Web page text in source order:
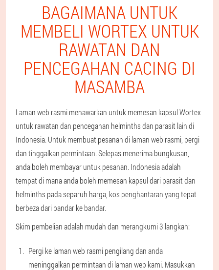
BAGAIMANA UNTUK
MEMBELI WORTEX UNTUK
RAWATAN DAN
PENCEGAHAN CACING DI
MASAMBA
Laman web rasmi menawarkan untuk memesan kapsul Wortex
untuk rawatan dan pencegahan helminths dan parasit lain di
Indonesia. Untuk membuat pesanan di laman web rasmi, pergi
dan tinggalkan permintaan. Selepas menerima bungkusan,
anda boleh membayar untuk pesanan. Indonesia adalah
tempat di mana anda boleh memesan kapsul dari parasit dan
helminths pada separuh harga, kos penghantaran yang tepat
berbeza dari bandar ke bandar.
Skim pembelian adalah mudah dan merangkumi 3 langkah:
Pergi ke laman web rasmi pengilang dan anda
meninggalkan permintaan di laman web kami. Masukkan